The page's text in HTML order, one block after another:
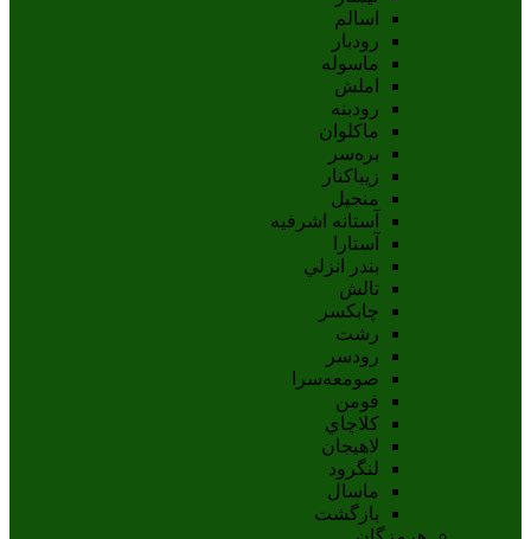
اسالم
رودبار
ماسوله
املش
رودبنه
ماکلوان
بره‌سر
زیباکنار
منجیل
آستانه اشرفيه
آستارا
بندر انزلي
تالش
چابکسر
رشت
رودسر
صومعه‌سرا
فومن
کلاچاي
لاهيجان
لنگرود
ماسال
بازگشت